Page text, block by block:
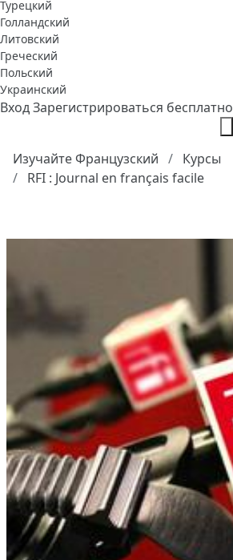
Турецкий
Голландский
Литовский
Греческий
Польский
Украинский
ВходЗарегистрироваться бесплатно
Изучайте Французский
Курсы
RFI : Journal en français facile